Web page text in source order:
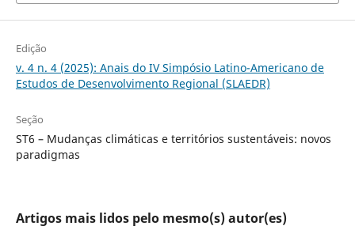
Edição
v. 4 n. 4 (2025): Anais do IV Simpósio Latino-Americano de
Estudos de Desenvolvimento Regional (SLAEDR)
Seção
ST6 – Mudanças climáticas e territórios sustentáveis: novos
paradigmas
Artigos mais lidos pelo mesmo(s) autor(es)